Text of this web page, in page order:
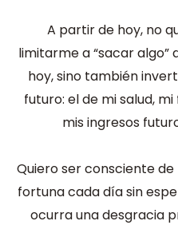
A partir de hoy, no
limitarme a “sacar algo”
hoy, sino también
futuro: el de mi salud,
mis ingresos
Quiero ser consciente de
fortuna cada día sin
ocurra una desgracia